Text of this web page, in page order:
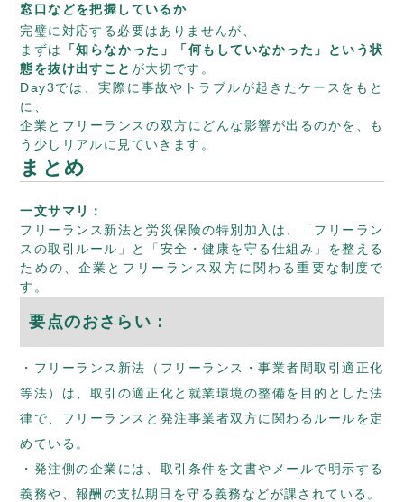
窓口などを把握しているか
完璧に対応する必要はありませんが、
まずは
「知らなかった」「何もしていなかった」という状
態を抜け出すこと が大切です。
Day3では、実際に事故やトラブルが起きたケースをもと
に、
企業とフリーランスの双方にどんな影響が出るのかを、も
う少しリアルに見ていきます。
まとめ
一文サマリ：
フリーランス新法と労災保険の特別加入は、「フリーラン
スの取引ルール」と「安全・健康を守る仕組み」を整える
ための、企業とフリーランス双方に関わる重要な制度で
す。
要点のおさらい：
フリーランス新法（フリーランス・事業者間取引適正化
等法）は、取引の適正化と就業環境の整備を目的とした法
律で、フリーランスと発注事業者双方に関わるルールを定
めている。
発注側の企業には、取引条件を文書やメールで明示する
義務や、報酬の支払期日を守る義務などが課されている。